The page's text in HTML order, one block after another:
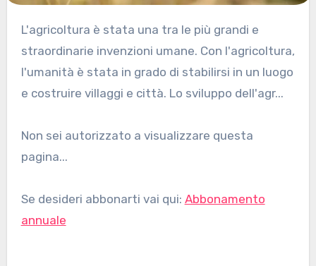
L'agricoltura è stata una tra le più grandi e
straordinarie invenzioni umane. Con l'agricoltura,
l'umanità è stata in grado di stabilirsi in un luogo
e costruire villaggi e città. Lo sviluppo dell'agr...
Non sei autorizzato a visualizzare questa
pagina...
Se desideri abbonarti vai qui: Abbonamento
annuale